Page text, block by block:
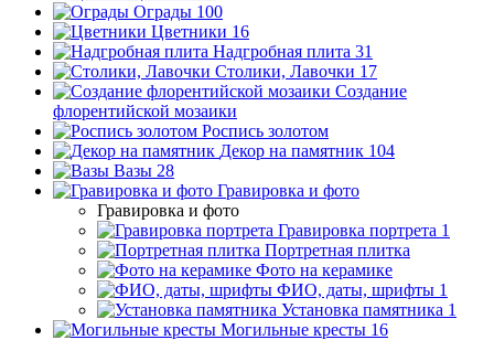
Ограды 100
Цветники 16
Надгробная плита 31
Столики, Лавочки 17
Создание
флорентийской мозаики
Роспись золотом
Декор на памятник 104
Вазы 28
Гравировка и фото
Гравировка и фото
Гравировка портрета 1
Портретная плитка
Фото на керамике
ФИО, даты, шрифты 1
Установка памятника 1
Могильные кресты 16